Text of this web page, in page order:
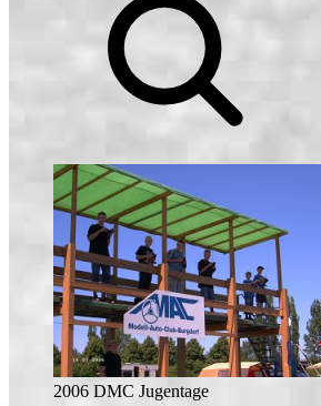
2006 DMC Jugentage